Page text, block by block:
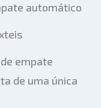
automático
empate
de uma única